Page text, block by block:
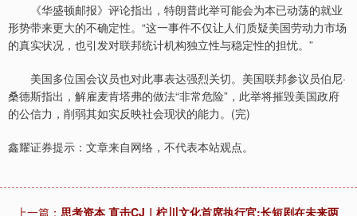
《华盛顿邮报》评论指出，特朗普此举可能会为本已动荡的就业
形势带来更大的不确定性。“这一事件不仅让人们质疑美国劳动力市场
的真实状况，也引发对联邦统计机构独立性与稳定性的担忧。”
美国多位国会议员也对此事表达强烈关切。美国联邦参议员伯尼·
桑德斯指出，解雇麦肯塔弗的做法“非常危险”，此举将摧毁美国政府
的公信力，削弱其如实反映社会现状的能力。(完)
鑫耀证券提示：文章来自网络，不代表本站观点。
上一篇： 思考资本 直击CJ｜柠川文化首席执行官:长短剧在未来两